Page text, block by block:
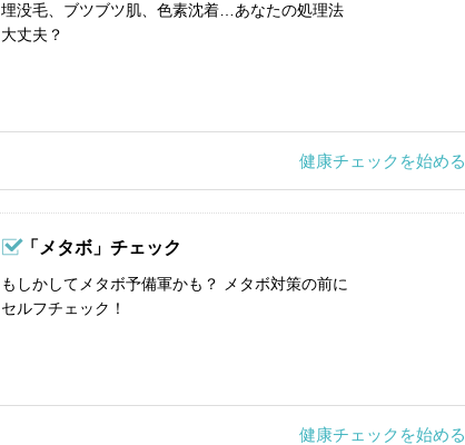
埋没毛、ブツブツ肌、色素沈着…あなたの処理法
大丈夫？
健康チェックを始める
「メタボ」チェック
もしかしてメタボ予備軍かも？ メタボ対策の前に
セルフチェック！
健康チェックを始める